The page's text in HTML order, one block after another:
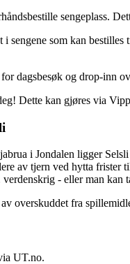
sengeplass.
sengene som kan
dagsbesøk og drop-inn
Dette kan gjøres via
i Jondalen ligger
av tjern ved hytta
- eller man kan
overskuddet fra
UT.no.